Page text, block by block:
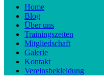
Home
Blog
Über uns
Trainingszeiten
Mitgliedschaft
Galerie
Kontakt
Vereinsbekleidung